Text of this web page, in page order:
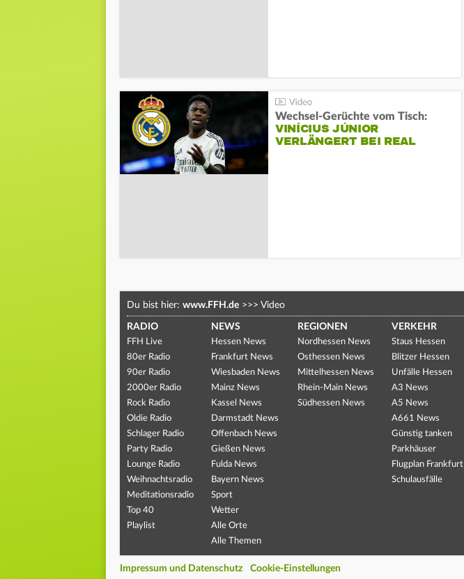
Wechsel-Gerüchte vom Tisch:
VINÍCIUS JÚNIOR
VERLÄNGERT BEI REAL
Du bist hier: www.FFH.de >>> Video
RADIO
FFH Live
80er Radio
90er Radio
2000er Radio
Rock Radio
Oldie Radio
Schlager Radio
Party Radio
Lounge Radio
Weihnachtsradio
Meditationsradio
Top 40
Playlist
NEWS
Hessen News
Frankfurt News
Wiesbaden News
Mainz News
Kassel News
Darmstadt News
Offenbach News
Gießen News
Fulda News
Bayern News
Sport
Wetter
Alle Orte
Alle Themen
REGIONEN
Nordhessen News
Osthessen News
Mittelhessen News
Rhein-Main News
Südhessen News
VERKEHR
Staus Hessen
Blitzer Hessen
Unfälle Hessen
A3 News
A5 News
A661 News
Günstig tanken
Parkhäuser
Flugplan Frankfurt
Schulausfälle
Impressum und Datenschutz Cookie-Einstellungen